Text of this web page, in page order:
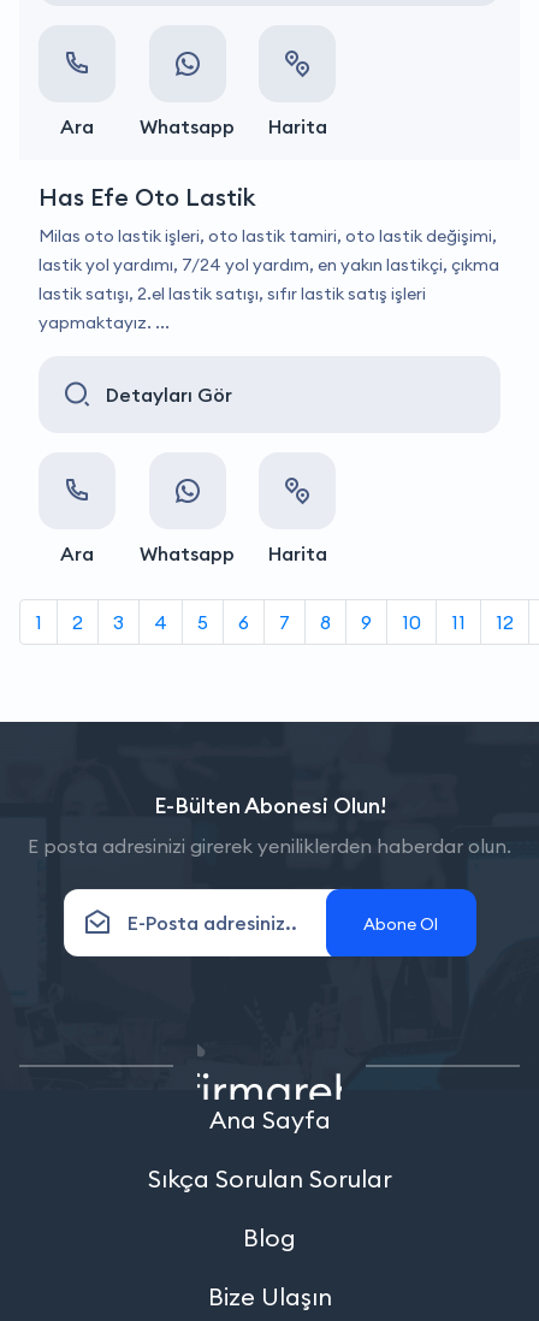
Ara Whatsapp Harita
Has Efe Oto Lastik
Milas oto lastik işleri, oto lastik tamiri, oto lastik değişimi,
lastik yol yardımı, 7/24 yol yardım, en yakın lastikçi, çıkma
lastik satışı, 2.el lastik satışı, sıfır lastik satış işleri
yapmaktayız. ...
Detayları Gör
Ara Whatsapp Harita
1 2 3 4 5 6 7 8 9 10 11 12
E-Bülten Abonesi Olun!
E posta adresinizi girerek yeniliklerden haberdar olun.
Abone Ol
Ana Sayfa
Sıkça Sorulan Sorular
Blog
Bize Ulaşın